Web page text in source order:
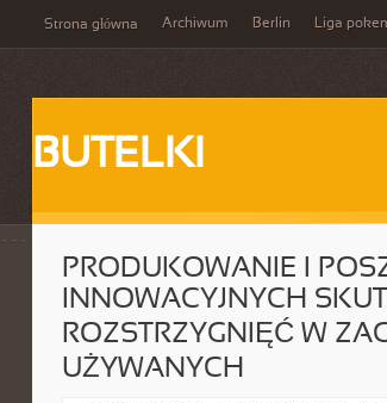
Strona główna Archiwum Berlin Liga
BUTELKI
PRODUKOWANIE I
INNOWACYJNYCH
ROZSTRZYGNIĘĆ W
UŻYWANYCH